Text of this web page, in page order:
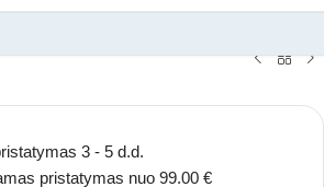
3 - 5 d.d.
pristatymas nuo 99.00 €